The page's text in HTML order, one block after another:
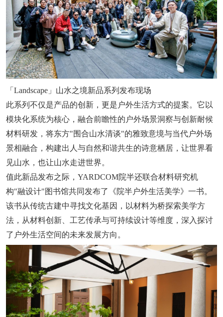
「Landscape」山水之境新品系列发布现场
此系列不仅是产品的创新，更是户外生活方式的提案。它以
模块化系统为核心，融合前瞻性的户外场景洞察与创新耐候
材料研发，将东方"围合山水清谈"的雅致意境与当代户外场
景相融合，构建出人与自然和谐共生的诗意栖居，让世界看
见山水，也让山水走进世界。
值此新品发布之际，YARDCOM院半还联合材料研究机
构"融设计"图书馆共同发布了《院半户外生活美学》一书。
该书从传统古建中寻找文化基因，以材料为桥探索美学方
法，从材料创新、工艺传承与可持续设计等维度，深入探讨
了户外生活空间的未来发展方向。